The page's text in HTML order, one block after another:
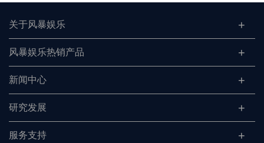
下一条：
什么是5轴加工？——开启复杂零件制造新维度的关键技术
关于风暴娱乐
风暴娱乐热销产品
新闻中心